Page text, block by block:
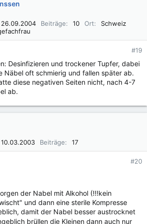
26.09.2004 Beiträge 10 Ort
Schweiz
#19
Desinfizieren und trockener Tupfer, dabei
Näbel oft schmierig und fallen später ab.
diese negativen Seiten nicht, nach 4-7
ab.
10.03.2003 Beiträge 17
#20
der Nabel mit Alkohol (!!!kein
und dann eine sterile Kompresse
damit der Nabel besser austrocknet
brüllen die Kleinen dann auch nur